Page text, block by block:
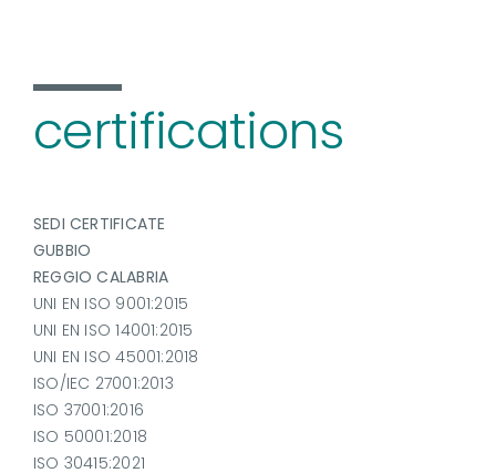
certifications
SEDI CERTIFICATE
GUBBIO
REGGIO CALABRIA
UNI EN ISO 9001:2015
UNI EN ISO 14001:2015
UNI EN ISO 45001:2018
ISO/IEC 27001:2013
ISO 37001:2016
ISO 50001:2018
ISO 30415:2021